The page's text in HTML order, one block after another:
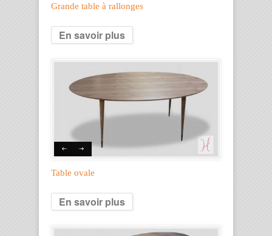
Grande table à rallonges
En savoir plus
Table ovale
En savoir plus